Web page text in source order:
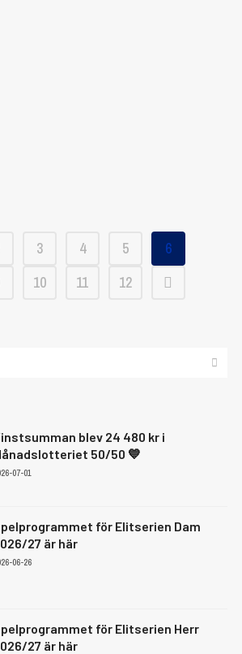
3 4 5
6
10 11 12
blev 24 480 kr i
50/50 💙
07-01
för Elitserien Dam
27 är här
06-26
för Elitserien Herr
27 är här